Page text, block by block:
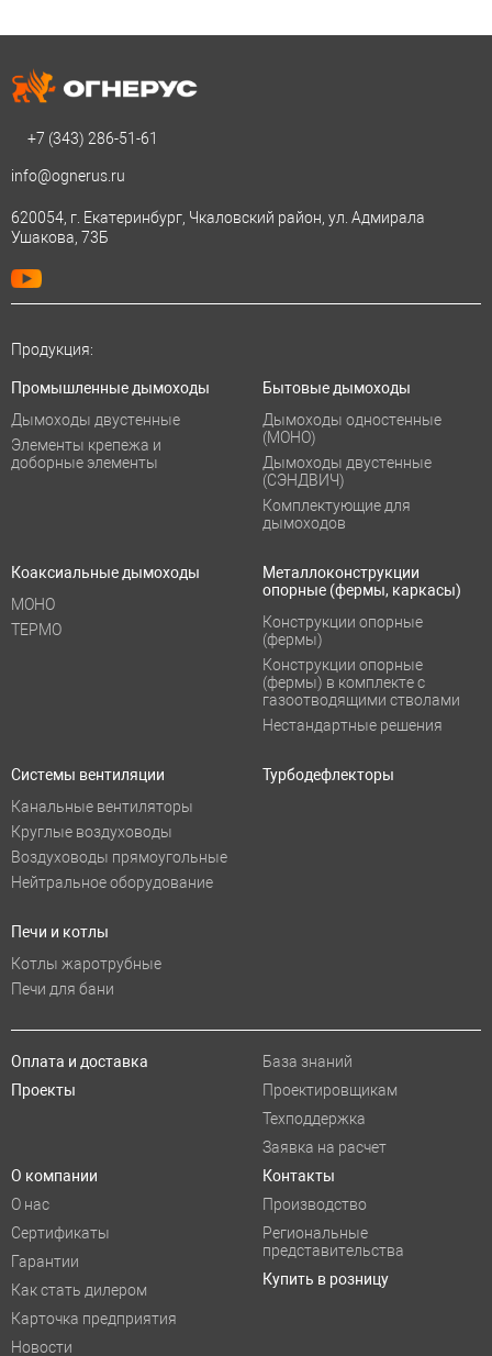
+7 (343) 286-51-61
info@ognerus.ru
620054, г. Екатеринбург, Чкаловский район, ул. Адмирала
Ушакова, 73Б
Продукция:
Промышленные дымоходы
Дымоходы двустенные
Элементы крепежа и
доборные элементы
Бытовые дымоходы
Дымоходы одностенные
(МОНО)
Дымоходы двустенные
(СЭНДВИЧ)
Комплектующие для
дымоходов
Коаксиальные дымоходы
МОНО
ТЕРМО
Металлоконструкции
опорные (фермы, каркасы)
Конструкции опорные
(фермы)
Конструкции опорные
(фермы) в комплекте с
газоотводящими стволами
Нестандартные решения
Системы вентиляции
Канальные вентиляторы
Круглые воздуховоды
Воздуховоды прямоугольные
Нейтральное оборудование
Турбодефлекторы
Печи и котлы
Котлы жаротрубные
Печи для бани
Оплата и доставка
Проекты
База знаний
Проектировщикам
Техподдержка
Заявка на расчет
О компании
О нас
Сертификаты
Гарантии
Как стать дилером
Карточка предприятия
Новости
Контакты
Производство
Региональные
представительства
Купить в розницу